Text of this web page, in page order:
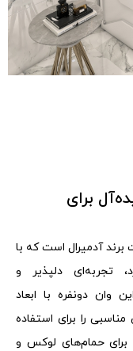
برای
آدمیرال است که با
تجربه‌ای دلپذیر و
وان دونفره با ابعاد
را برای استفاده
برای حمام‌های لوکس و